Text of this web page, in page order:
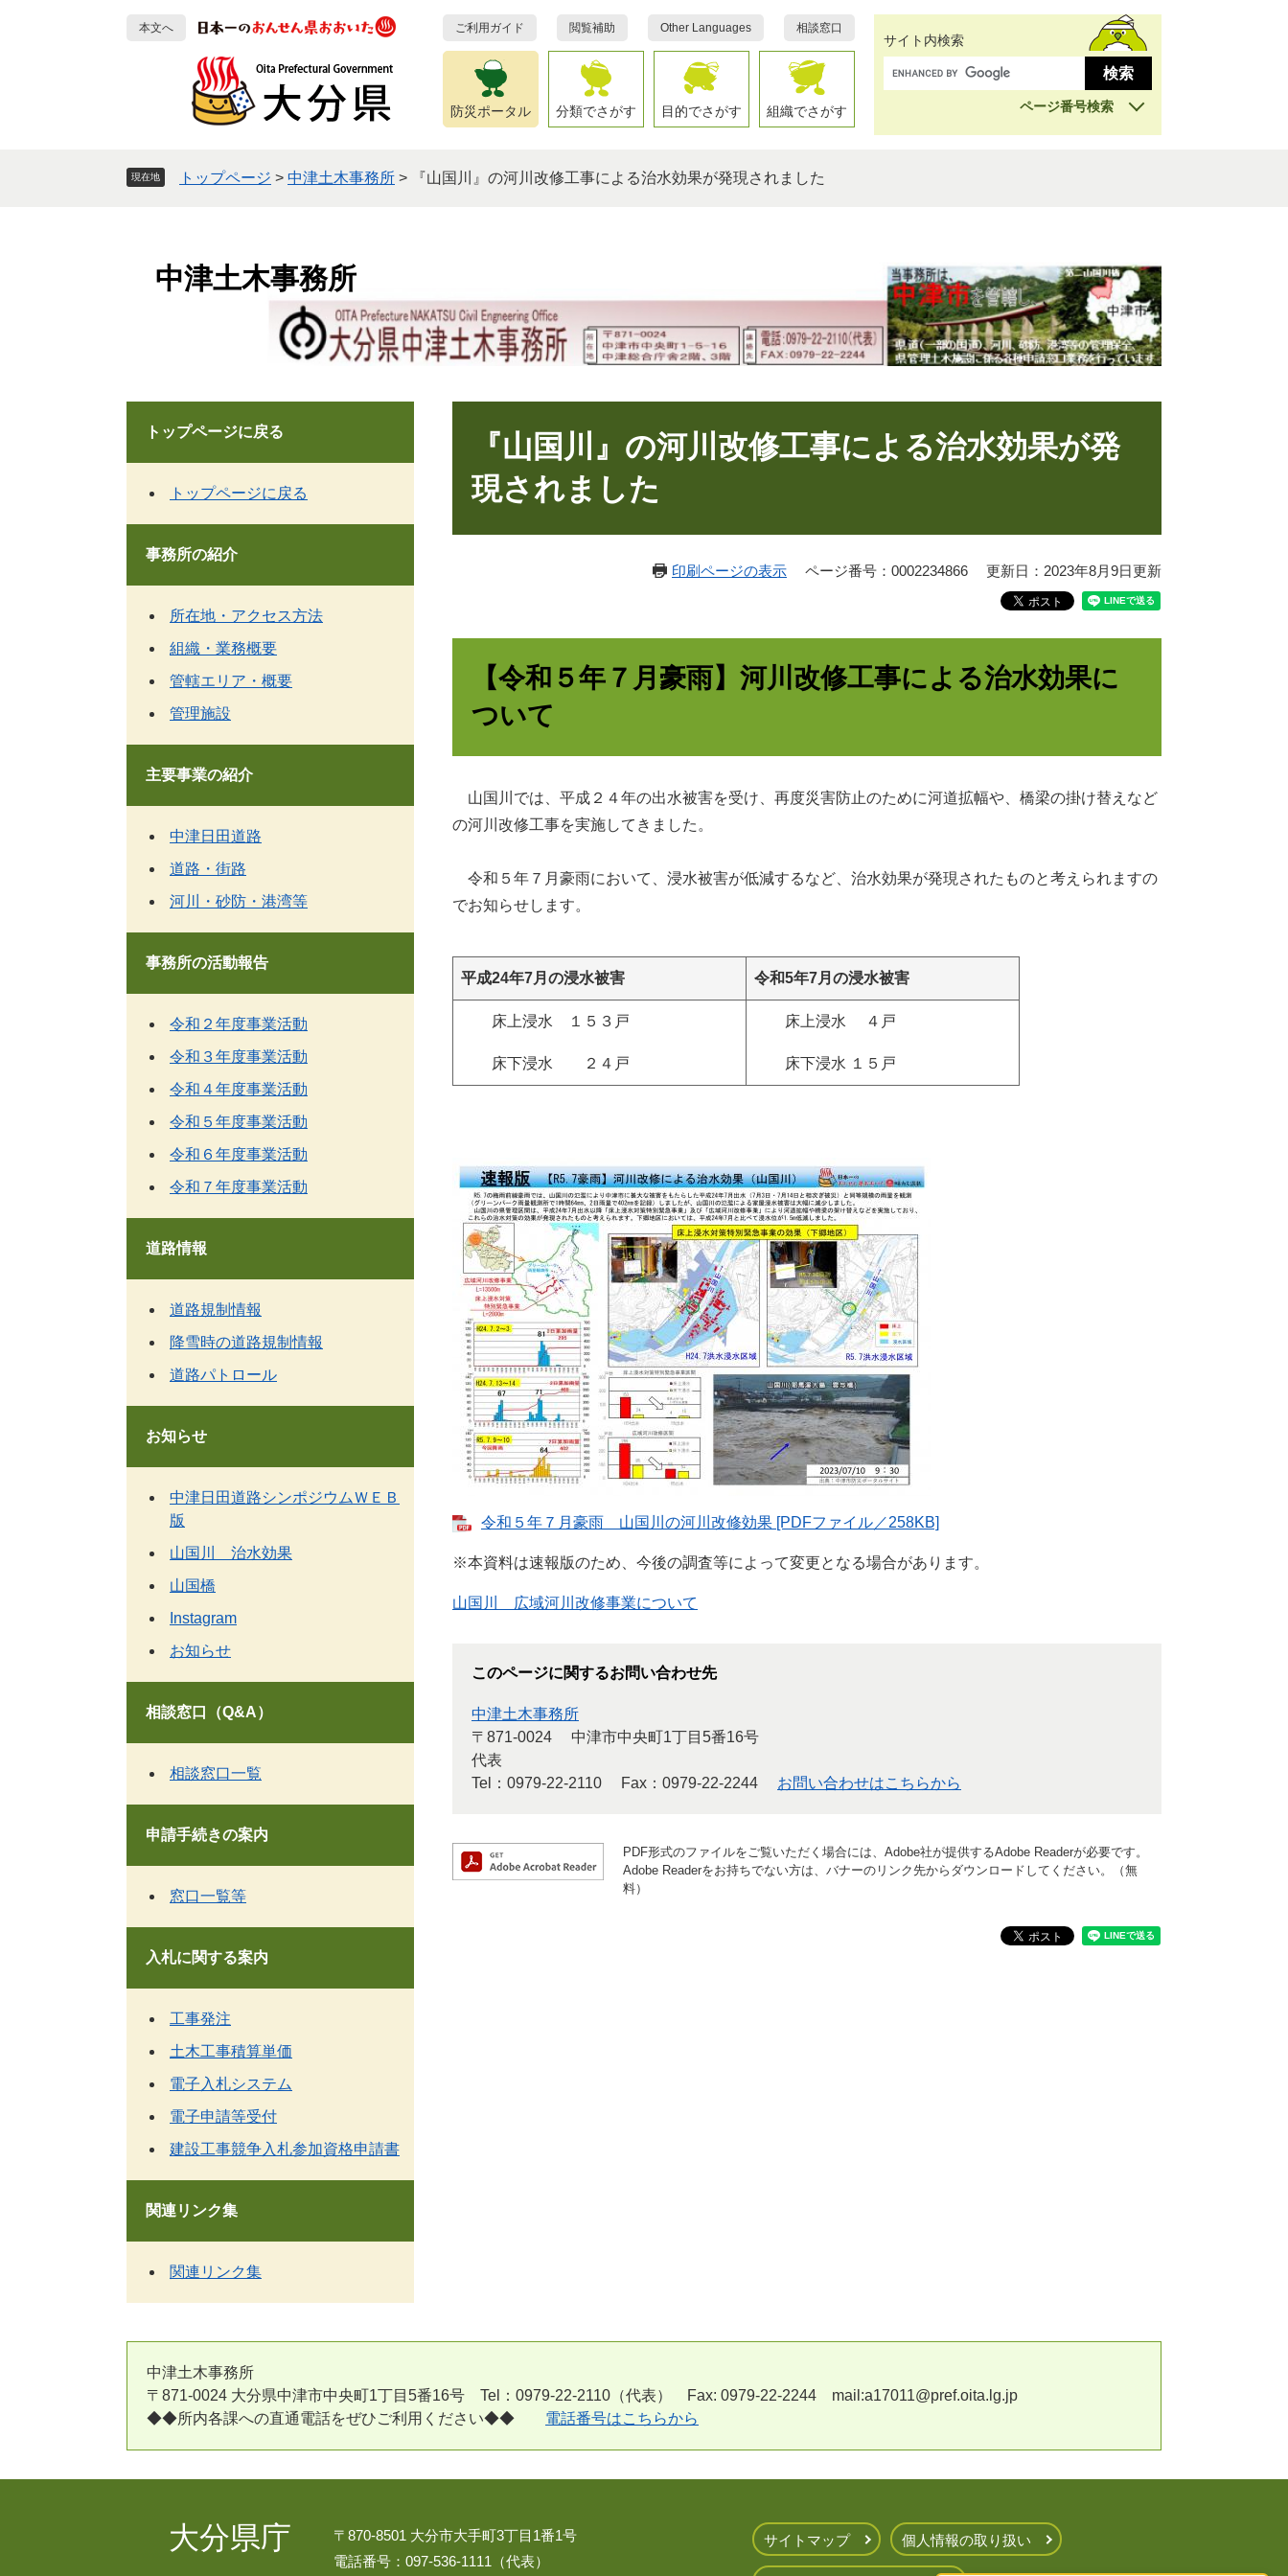
本文へ ご利用ガイド 閲覧補助 Other Languages 相談窓口
防災ポータル 分類でさがす 目的でさがす 組織でさがす
サイト内検索
ページ番号検索
現在地 トップページ > 中津土木事務所 > 『山国川』の河川改修工事による治水効果が発現されました
中津土木事務所
『山国川』の河川改修工事による治水効果が発
現されました
印刷ページの表示 ページ番号：0002234866 更新日：2023年8月9日更新
【令和５年７月豪雨】河川改修工事による治水効果に
ついて
山国川では、平成２４年の出水被害を受け、再度災害防止のために河道拡幅や、橋梁の掛け替えなど
の河川改修工事を実施してきました。
令和５年７月豪雨において、浸水被害が低減するなど、治水効果が発現されたものと考えられますの
でお知らせします。
平成24年7月の浸水被害 令和5年7月の浸水被害
床上浸水 １５３戸
床下浸水 ２４戸
床上浸水 ４戸
床下浸水 １５戸
令和５年７月豪雨 山国川の河川改修効果 [PDFファイル／258KB]
※本資料は速報版のため、今後の調査等によって変更となる場合があります。
山国川 広域河川改修事業について
このページに関するお問い合わせ先
中津土木事務所
〒871-0024
中津市中央町1丁目5番16号
代表
Tel：0979-22-2110
Fax：0979-22-2244 お問い合わせはこちらから
PDF形式のファイルをご覧いただく場合には、Adobe社が提供するAdobe Readerが必要です。
Adobe Readerをお持ちでない方は、バナーのリンク先からダウンロードしてください。（無
料）
トップページに戻る
トップページに戻る
事務所の紹介
所在地・アクセス方法
組織・業務概要
管轄エリア・概要
管理施設
主要事業の紹介
中津日田道路
道路・街路
河川・砂防・港湾等
事務所の活動報告
令和２年度事業活動
令和３年度事業活動
令和４年度事業活動
令和５年度事業活動
令和６年度事業活動
令和７年度事業活動
道路情報
道路規制情報
降雪時の道路規制情報
道路パトロール
お知らせ
中津日田道路シンポジウムＷＥＢ
版
山国川 治水効果
山国橋
Instagram
お知らせ
相談窓口（Q&A）
相談窓口一覧
申請手続きの案内
窓口一覧等
入札に関する案内
工事発注
土木工事積算単価
電子入札システム
電子申請等受付
建設工事競争入札参加資格申請書
関連リンク集
関連リンク集
中津土木事務所
〒871-0024 大分県中津市中央町1丁目5番16号 Tel：0979-22-2110（代表） Fax: 0979-22-2244 mail:a17011@pref.oita.lg.jp
◆◆所内各課への直通電話をぜひご利用ください◆◆ 電話番号はこちらから
大分県庁
〒870-8501 大分市大手町3丁目1番1号
電話番号：097-536-1111（代表）
サイトマップ 個人情報の取り扱い